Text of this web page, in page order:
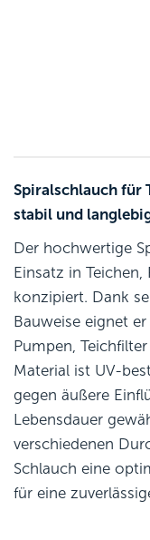
Spiralschlauch für
stabil und
Der hochwertige
Einsatz in Teichen,
konzipiert. Dank
Bauweise eignet
Pumpen,
Material ist UV-
gegen äußere
Lebensdauer
verschiedenen
Schlauch eine
für eine